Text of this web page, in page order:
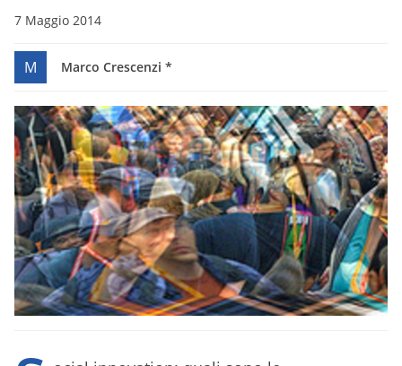
7 Maggio 2014
M Marco Crescenzi *